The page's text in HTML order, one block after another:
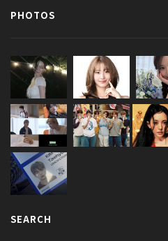
PHOTOS
SEARCH